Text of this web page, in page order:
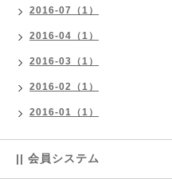
2016-07（1）
2016-04（1）
2016-03（1）
2016-02（1）
2016-01（1）
|| 会員システム